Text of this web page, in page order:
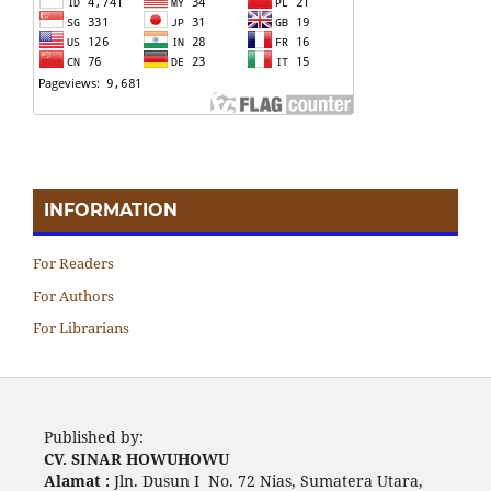
INFORMATION
For Readers
For Authors
For Librarians
Published by:
CV. SINAR HOWUHOWU
Alamat :Jln. Dusun I No. 72 Nias, Sumatera Utara,